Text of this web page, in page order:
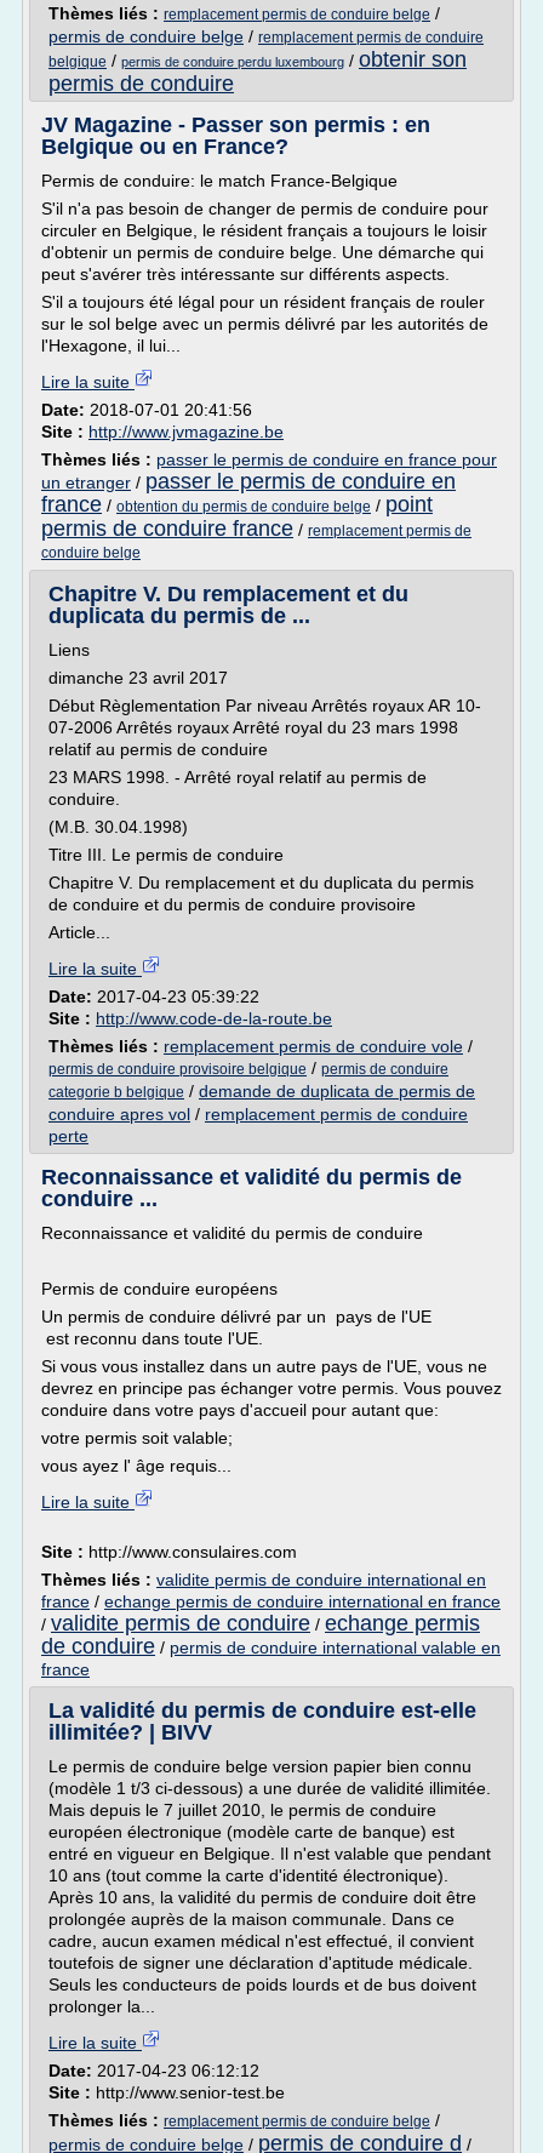
Thèmes liés : remplacement permis de conduire belge /
permis de conduire belge / remplacement permis de conduire
belgique / permis de conduire perdu luxembourg / obtenir son
permis de conduire
JV Magazine - Passer son permis : en
Belgique ou en France?
Permis de conduire: le match France-Belgique
S'il n'a pas besoin de changer de permis de conduire pour
circuler en Belgique, le résident français a toujours le loisir
d'obtenir un permis de conduire belge. Une démarche qui
peut s'avérer très intéressante sur différents aspects.
S'il a toujours été légal pour un résident français de rouler
sur le sol belge avec un permis délivré par les autorités de
l'Hexagone, il lui...
Lire la suite
Date: 2018-07-01 20:41:56
Site : http://www.jvmagazine.be
Thèmes liés : passer le permis de conduire en france pour
un etranger / passer le permis de conduire en
france / obtention du permis de conduire belge / point
permis de conduire france / remplacement permis de
conduire belge
Chapitre V. Du remplacement et du
duplicata du permis de ...
Liens
dimanche 23 avril 2017
Début Règlementation Par niveau Arrêtés royaux AR 10-
07-2006 Arrêtés royaux Arrêté royal du 23 mars 1998
relatif au permis de conduire
23 MARS 1998. - Arrêté royal relatif au permis de
conduire.
(M.B. 30.04.1998)
Titre III. Le permis de conduire
Chapitre V. Du remplacement et du duplicata du permis
de conduire et du permis de conduire provisoire
Article...
Lire la suite
Date: 2017-04-23 05:39:22
Site : http://www.code-de-la-route.be
Thèmes liés : remplacement permis de conduire vole /
permis de conduire provisoire belgique / permis de conduire
categorie b belgique / demande de duplicata de permis de
conduire apres vol / remplacement permis de conduire
perte
Reconnaissance et validité du permis de
conduire ...
Reconnaissance et validité du permis de conduire
Permis de conduire européens
Un permis de conduire délivré par un pays de l'UE
est reconnu dans toute l'UE.
Si vous vous installez dans un autre pays de l'UE, vous ne
devrez en principe pas échanger votre permis. Vous pouvez
conduire dans votre pays d'accueil pour autant que:
votre permis soit valable;
vous ayez l' âge requis...
Lire la suite
Site : http://www.consulaires.com
Thèmes liés : validite permis de conduire international en
france / echange permis de conduire international en france
/ validite permis de conduire / echange permis
de conduire / permis de conduire international valable en
france
La validité du permis de conduire est-elle
illimitée? | BIVV
Le permis de conduire belge version papier bien connu
(modèle 1 t/3 ci-dessous) a une durée de validité illimitée.
Mais depuis le 7 juillet 2010, le permis de conduire
européen électronique (modèle carte de banque) est
entré en vigueur en Belgique. Il n'est valable que pendant
10 ans (tout comme la carte d'identité électronique).
Après 10 ans, la validité du permis de conduire doit être
prolongée auprès de la maison communale. Dans ce
cadre, aucun examen médical n'est effectué, il convient
toutefois de signer une déclaration d'aptitude médicale.
Seuls les conducteurs de poids lourds et de bus doivent
prolonger la...
Lire la suite
Date: 2017-04-23 06:12:12
Site : http://www.senior-test.be
Thèmes liés : remplacement permis de conduire belge /
permis de conduire belge / permis de conduire d /